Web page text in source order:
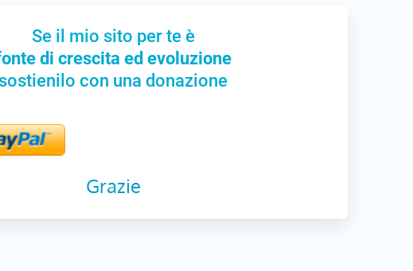
Se il mio sito per te è
di crescita ed evoluzione
con una donazione
Grazie